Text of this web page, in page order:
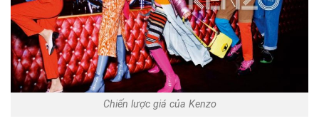
Chiến lược giá của Kenzo